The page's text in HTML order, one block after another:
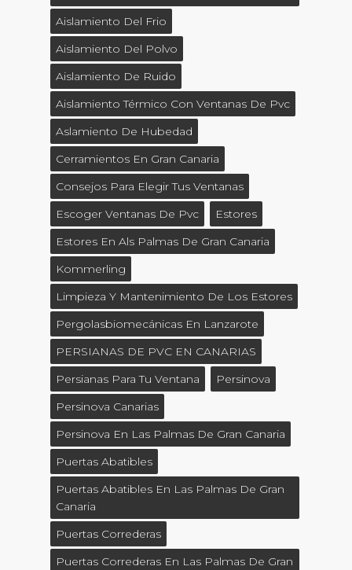
Aislamiento Del Frio
Aislamiento Del Polvo
Aislamiento De Ruido
Aislamiento Térmico Con Ventanas De Pvc
Aslamiento De Hubedad
Cerramientos En Gran Canaria
Consejos Para Elegir Tus Ventanas
Escoger Ventanas De Pvc
Estores
Estores En Als Palmas De Gran Canaria
Kommerling
Limpieza Y Mantenimiento De Los Estores
Pergolasbiomecánicas En Lanzarote
PERSIANAS DE PVC EN CANARIAS
Persianas Para Tu Ventana
Persinova
Persinova Canarias
Persinova En Las Palmas De Gran Canaria
Puertas Abatibles
Puertas Abatibles En Las Palmas De Gran
Canaria
Puertas Correderas
Puertas Correderas En Las Palmas De Gran